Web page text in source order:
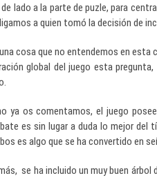
lado a la parte de puzle, para
a quien tomó la decisión de
cosa que no entendemos en esta
global del juego esta
ya os comentamos, el juego
es sin lugar a duda lo mejor del
es algo que se ha convertido en
se ha incluido un muy buen